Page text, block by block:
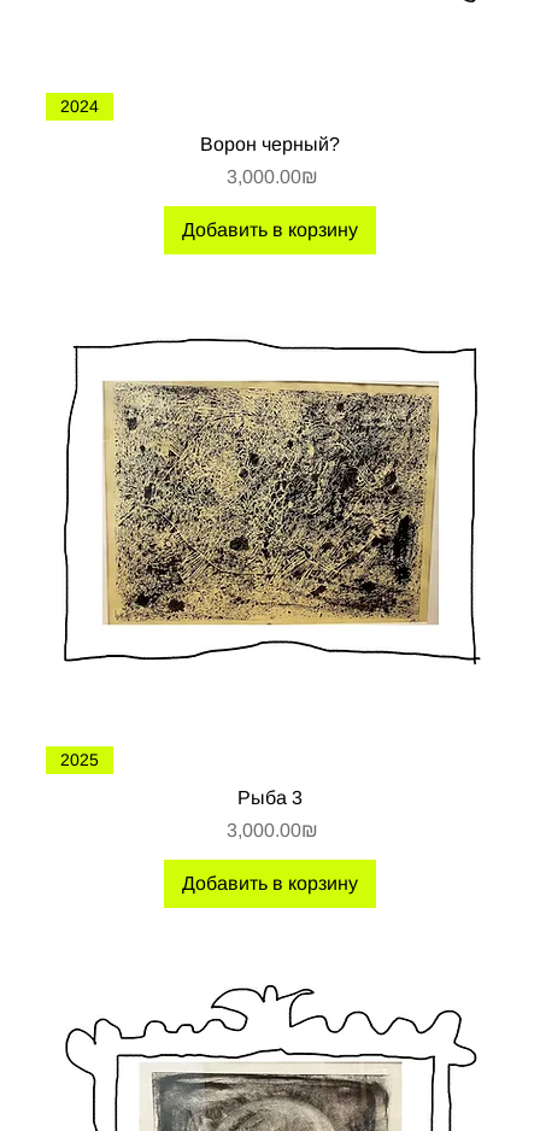
2024
Ворон черный?
Цена
‏3,000.00 ‏₪
Добавить в корзину
2025
Рыба 3
Цена
‏3,000.00 ‏₪
Добавить в корзину